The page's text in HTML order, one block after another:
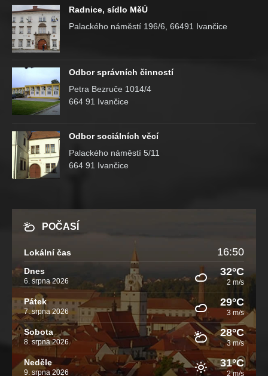
Radnice, sídlo MěÚ
Palackého náměstí 196/6, 66491 Ivančice
Odbor správních činností
Petra Bezruče 1014/4
664 91 Ivančice
Odbor sociálních věcí
Palackého náměstí 5/11
664 91 Ivančice
POČASÍ
Lokální čas 16:50
Dnes
6. srpna 2026
32°C
2 m/s
Pátek
7. srpna 2026
29°C
3 m/s
Sobota
8. srpna 2026
28°C
3 m/s
Neděle
9. srpna 2026
31°C
2 m/s